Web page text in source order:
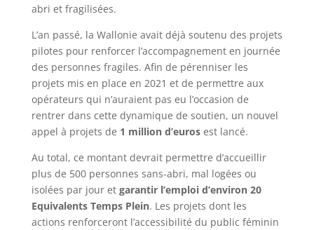
abri et fragilisées.
L’an passé, la Wallonie avait déjà soutenu des projets
pilotes pour renforcer l’accompagnement en journée
des personnes fragiles. Afin de pérenniser les
projets mis en place en 2021 et de permettre aux
opérateurs qui n’auraient pas eu l’occasion de
rentrer dans cette dynamique de soutien, un nouvel
appel à projets de 1 million d’eurosest lancé.
Au total, ce montant devrait permettre d’accueillir
plus de 500 personnes sans-abri, mal logées ou
isolées par jour et garantir l’emploi d’environ 20
Equivalents Temps Plein. Les projets dont les
actions renforceront l’accessibilité du public féminin